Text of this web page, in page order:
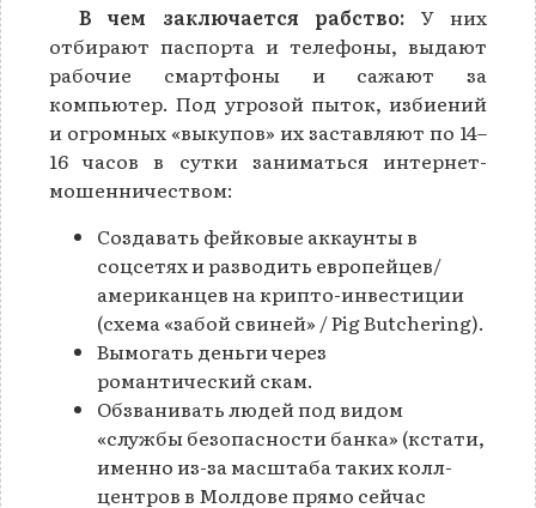
В чем заключается рабство: У них
отбирают паспорта и телефоны, выдают
рабочие смартфоны и сажают за
компьютер. Под угрозой пыток, избиений
и огромных «выкупов» их заставляют по 14–
16 часов в сутки заниматься интернет-
мошенничеством:
Создавать фейковые аккаунты в
соцсетях и разводить европейцев/
американцев на крипто-инвестиции
(схема «забой свиней» / Pig Butchering).
Вымогать деньги через
романтический скам.
Обзванивать людей под видом
«службы безопасности банка» (кстати,
именно из-за масштаба таких колл-
центров в Молдове прямо сейчас